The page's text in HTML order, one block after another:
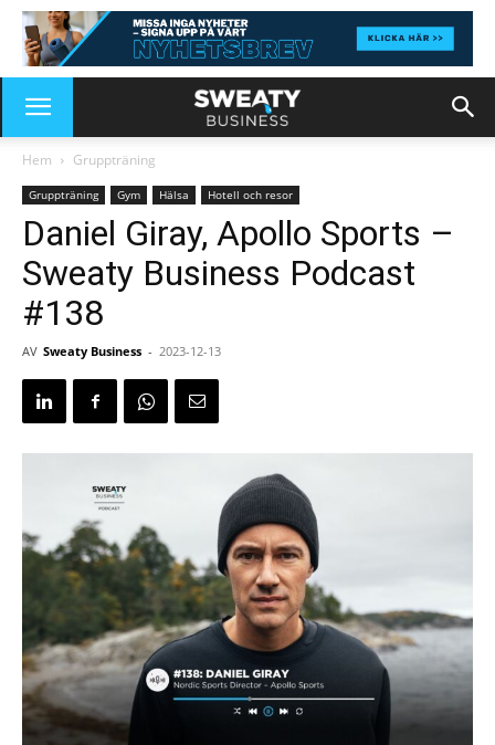
Hem Gruppträning
Gruppträning Gym Hälsa Hotell och resor
Daniel Giray, Apollo Sports –
Sweaty Business Podcast
#138
AV Sweaty Business - 2023-12-13